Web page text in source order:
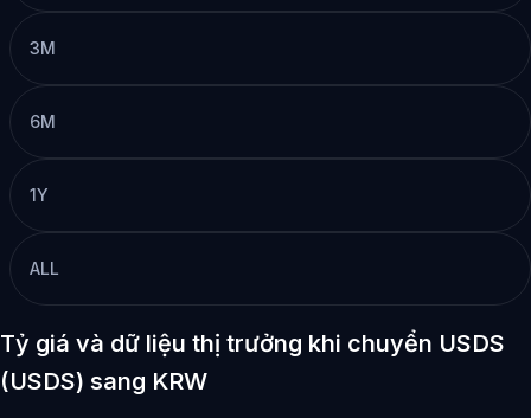
3M
6M
1Y
ALL
Tỷ giá và dữ liệu thị trưởng khi chuyển USDS
(USDS) sang KRW